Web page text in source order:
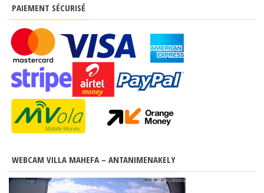
PAIEMENT SÉCURISÉ
WEBCAM VILLA MAHEFA – ANTANIMENAKELY